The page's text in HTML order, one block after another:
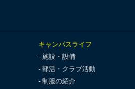
キャンパスライフ
施設・設備
部活・クラブ活動
制服の紹介